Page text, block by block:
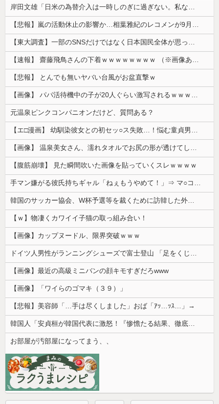
岸田文雄「日米の為替介入は一時しのぎに過ぎない。私なら円を強くすることが出来る」
【悲報】嵐の活動休止の影響か…相葉雅紀のレコメンが9月いっぱいで終了へ
【東大調査】一部のSNSだけではなく日本国民全体が思っていた「外国人受け入れ反対」大幅増20.7%↑56.3%
【速報】 齋藤飛鳥さんの下着ｗｗｗｗｗｗｗｗ （※画像あり）
【悲報】 とんでも無いヤバい台風がお盆直撃ｗ
【画像】 パパ活待機中の子が20人ぐらい激写されるｗｗｗｗｗｗｗｗｗｗｗ
元温泉ピンクコンパニオンだけど、質問ある？
【エ□漫画】 幼馴染彼女との初セッ○ス失敗…！悩む童貞男子にクラスメイトのギャルJKが優しく近づきオチ○ポよしよしされちゃう…！
【画像】 温泉美女さん、濡れタオルでお尻の形が透けてしまう
【腹筋崩壊】 見た瞬間吹いた画像を貼っていくスレｗｗｗｗ
手マン嫌がる彼氏持ちギャル「ねぇもうやめて！」⇒ マ○コは正直だった結果…
韓国のサッカー協会、W杯予選等を裁くために訪韓した外国人審判を「性接待」していた……大して強くもないチームが潤沢な予算を持ってりゃそうなるわな
【ｗ】物凄くカワイイ子猫の取っ組み合い！
【画像】カップヌードル、限界突破ｗｗｗ
ドイツ人男性がランニングシューズで富士登山 「足をくじいて動けない」
【画像】最近の高級ミニバンの顔キモすぎだろwww
【画像】「ワイらのゴマキ（３９）」
【悲報】美容師「…手は尽くしました」おば「ｱｯ…ｯｽ…」→
韓国人「安貞桓が韓国代表に激怒！『惨憺たる結果、徹底的な刷新が必要だ』と監督や協会を痛烈批判」
お部屋が汚部屋になってまう、、